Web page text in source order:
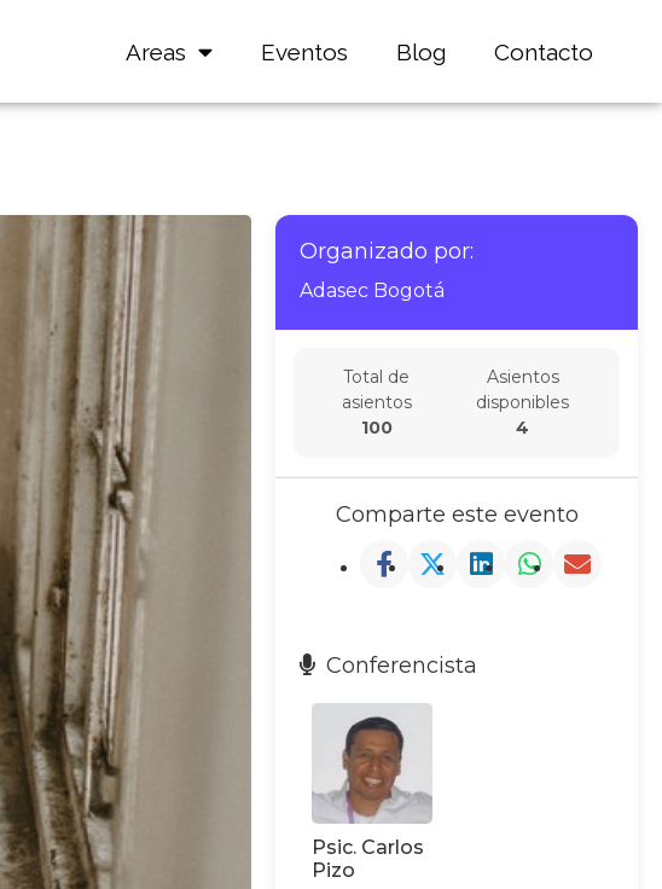
Areas Eventos Blog Contacto
Organizado por:
Adasec Bogotá
Total de
asientos
100
Asientos
disponibles
4
Comparte este evento
Conferencista
Psic. Carlos
Pizo